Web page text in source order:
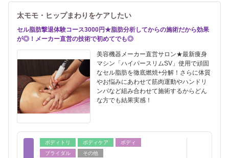
太モモ・ヒップまわりをケアしたい
セル脂肪撃退体験コース3000円★脂肪分析してからの施術だから効果
が◎！メーカー直営の技術で初めてでも◎
美容機器メーカー直営サロン★最新痩身
マシン「ハイパースリムSV」使用で頑固
なセル脂肪を徹底燃焼+分解！さらに体質
やお悩みにあわせて筋肉運動やハンドリ
ンパなど組み合わせて施術するからどん
な方でも結果実感！
ボディトリ ボディケア
ボディ
ブライダル
その他